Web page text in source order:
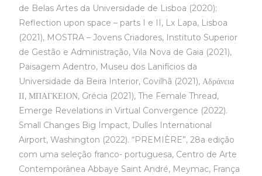
de Belas Artes da Universidade de Lisboa (2020);
Reflection upon space – parts I e II, Lx Lapa, Lisboa
(2021), MOSTRA – Jovens Criadores, Instituto Superior
de Gestão e Administração, Vila Nova de Gaia (2021),
Paisagem Adentro, Museu dos Lanifícios da
Universidade da Beira Interior, Covilhã (2021), Αδράνεια
ΙΙ, ΜΠΑΓΚΕΙΟΝ, Grécia (2021), The Female Thread,
Emerge Revelations in Virtual Convergence (2022).
Small Changes Big Impact, Dulles International
Airport, Washington (2022). “PREMIÈRE”, 28a edição
com uma seleção franco- portuguesa, Centro de Arte
Contemporânea Abbaye Saint André, Meymac, França